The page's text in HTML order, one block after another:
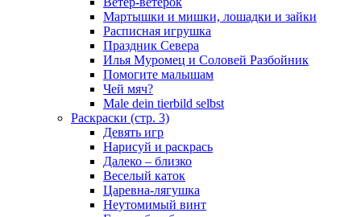
Мартышки и мишки, лошадки и зайки
Расписная игрушка
Праздник Севера
Илья Муромец и Соловей Разбойник
Помогите малышам
Чей мяч?
Male dein tierbild selbst
Раскраски (стр. 3)
Девять игр
Нарисуй и раскрась
Далеко – близко
Веселый каток
Царевна-лягушка
Неутомимый винт